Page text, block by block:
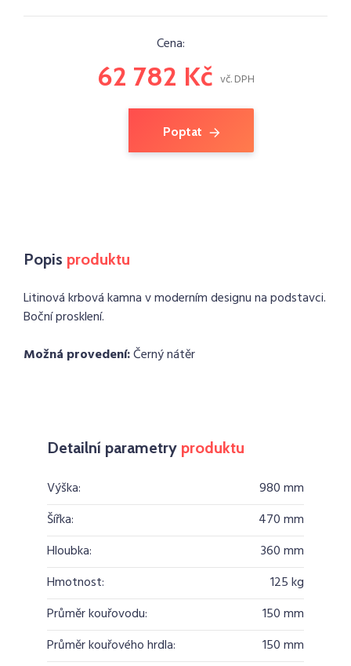
Cena:
62 782 Kč vč. DPH
Poptat
Popis produktu
Litinová krbová kamna v moderním designu na podstavci.
Boční prosklení.
Možná provedení:Černý nátěr
Detailní parametry produktu
Výška:
980 mm
Šířka:
470 mm
Hloubka:
360 mm
Hmotnost:
125 kg
Průměr kouřovodu:
150 mm
Průměr kouřového hrdla:
150 mm